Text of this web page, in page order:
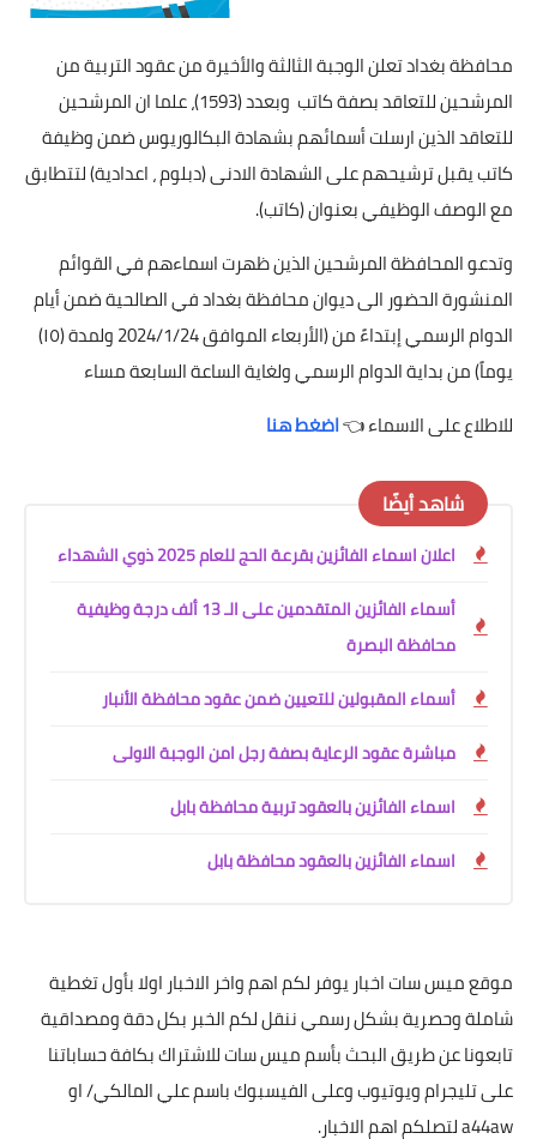
محافظة بغداد تعلن الوجبة الثالثة والأخيرة من عقود التربية من
المرشحين للتعاقد بصفة كاتب وبعدد (1593)، علما ان المرشحين
للتعاقد الذين ارسلت أسمائهم بشهادة البكالوريوس ضمن وظيفة
كاتب يقبل ترشيحهم على الشهادة الادنى (دبلوم ، اعدادية) لتتطابق
مع الوصف الوظيفي بعنوان (كاتب).
وتدعو المحافظة المرشحين الذين ظهرت اسماءهم في القوائم
المنشورة الحضور الى ديوان محافظة بغداد في الصالحية ضمن أيام
الدوام الرسمي إبتداءً من (الأربعاء الموافق 2024/1/24 ولمدة (١٥)
يوماً) من بداية الدوام الرسمي ولغاية الساعة السابعة مساء
للاطلاع على الاسماء 👈اضغط هنا
شاهد أيضًا
اعلان اسماء الفائزين بقرعة الحج للعام 2025 ذوي الشهداء
أسماء الفائزين المتقدمين على الـ 13 ألف درجة وظيفية
محافظة البصرة
أسماء المقبولين للتعيين ضمن عقود محافظة الأنبار
مباشرة عقود الرعاية بصفة رجل امن الوجبة الاولى
اسماء الفائزين بالعقود تربية محافظة بابل
اسماء الفائزين بالعقود محافظة بابل
موقع ميس سات اخبار يوفر لكم اهم واخر الاخبار اولا بأول تغطية
شاملة وحصرية بشكل رسمي ننقل لكم الخبر بكل دقة ومصداقية
تابعونا عن طريق البحث بأسم ميس سات للاشتراك بكافة حساباتنا
على تليجرام ويوتيوب وعلى الفيسبوك باسم علي المالكي/ او
a44aw لتصلكم اهم الاخبار.